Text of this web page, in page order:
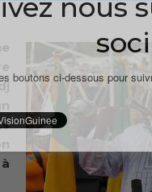
nous
boutons ci-dessous pour